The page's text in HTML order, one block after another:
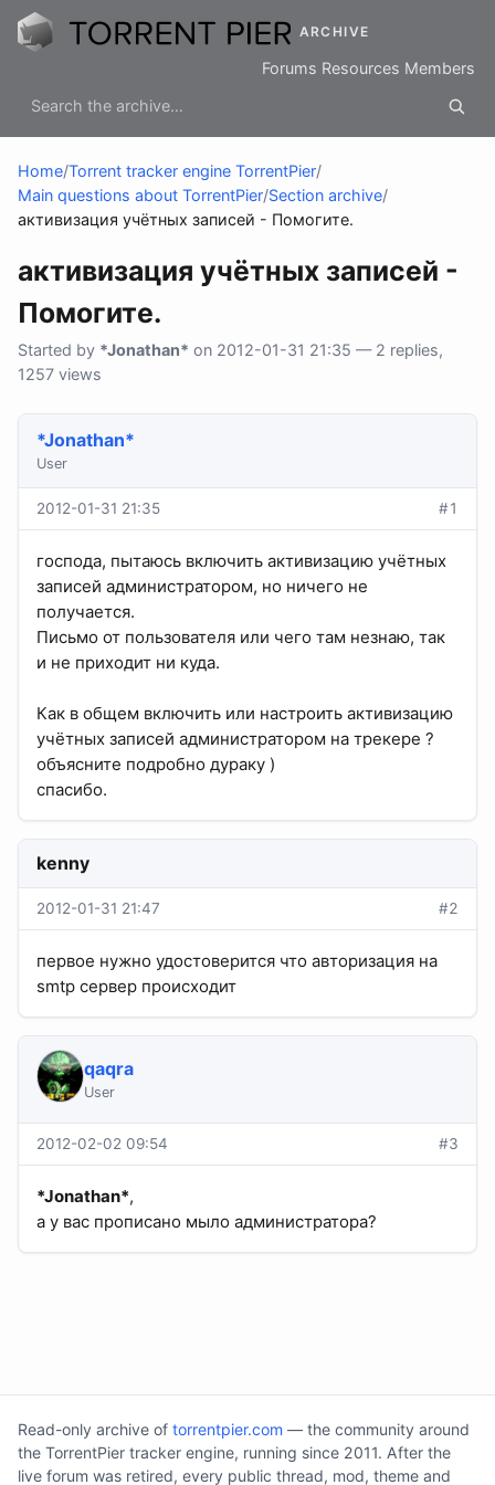
ARCHIVE
Forums Resources Members
Home/Torrent tracker engine TorrentPier/
Main questions about TorrentPier/Section archive/
активизация учётных записей - Помогите.
активизация учётных записей -
Помогите.
Started by *Jonathan* on 2012-01-31 21:35 — 2 replies,
1257 views
*Jonathan*
User
2012-01-31 21:35 #1
господа, пытаюсь включить активизацию учётных
записей администратором, но ничего не
получается.
Письмо от пользователя или чего там незнаю, так
и не приходит ни куда.
Как в общем включить или настроить активизацию
учётных записей администратором на трекере ?
объясните подробно дураку )
спасибо.
kenny
2012-01-31 21:47 #2
первое нужно удостоверится что авторизация на
smtp сервер происходит
qaqra
User
2012-02-02 09:54 #3
*Jonathan*,
а у вас прописано мыло администратора?
Read-only archive of torrentpier.com — the community around
the TorrentPier tracker engine, running since 2011. After the
live forum was retired, every public thread, mod, theme and